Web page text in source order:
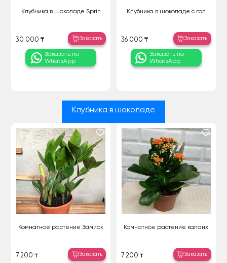
Клубника в шоколаде Sprin
30 000 ₸ Заказать
Заказать по
WhatsApp
Клубника в шоколаде с гол
36 000 ₸ Заказать
Заказать по
WhatsApp
Клубника в шоколаде
Комнатное растение Замиок
7 200 ₸ Заказать
Комнатное растение каланх
7 200 ₸ Заказать